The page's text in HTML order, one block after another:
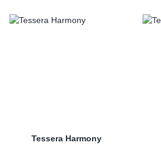
Tessera Harmony